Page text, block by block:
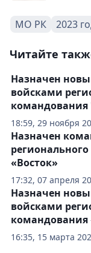
МО РК 2023
Читайте
18:59, 29 ноября
Назначен
войсками
командования
17:32, 07 апреля
Назначен
«Восток»
16:35, 15 марта
Назначен
войсками
командования